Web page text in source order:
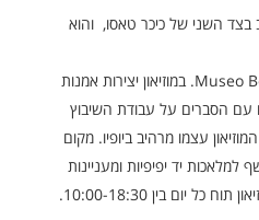
בצד השני של כיכר טאסו, והוא
Museo Bottega della Tarsia Lignea. במוזיאון יצירות אמנות
עם הסברים על עבודת השיבוץ
עצמו מרהיב ביופיו. מקום
יד יפיפיות ומעניינות
יום בין 10:00-18:30.